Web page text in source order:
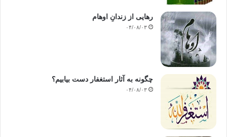
رهایی از زندانِ اوهام
۰۴/۰۸/۰۳
چگونه به آثار استغفار دست بیابیم؟
۰۴/۰۸/۰۳